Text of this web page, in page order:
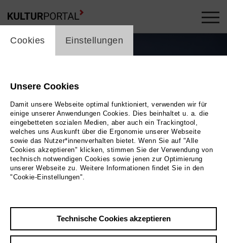
Foto 2022 Albatross World Sales GmbH | Marco Polo Film AG
Zurück|Übersicht
Film Info
Deutschland 2022 | 50 min.
Regie: Tim Visser, Sander van Iersel
cookie_layer
Cookies Einstellungen
Unsere Cookies
Damit unsere Webseite optimal funktioniert, verwenden wir für
einige unserer Anwendungen Cookies. Dies beinhaltet u. a. die
eingebetteten sozialen Medien, aber auch ein Trackingtool,
welches uns Auskunft über die Ergonomie unserer Webseite
sowie das Nutzer*innenverhalten bietet. Wenn Sie auf "Alle
Cookies akzeptieren" klicken, stimmen Sie der Verwendung von
technisch notwendigen Cookies sowie jenen zur Optimierung
unserer Webseite zu. Weitere Informationen findet Sie in den
"Cookie-Einstellungen".
Technische Cookies akzeptieren